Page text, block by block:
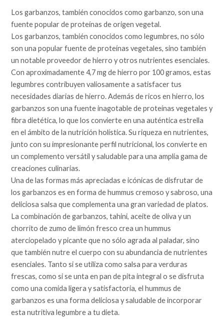
Los garbanzos, también conocidos como garbanzo, son una
fuente popular de proteínas de origen vegetal.
Los garbanzos, también conocidos como legumbres, no sólo
son una popular fuente de proteínas vegetales, sino también
un notable proveedor de hierro y otros nutrientes esenciales.
Con aproximadamente 4,7 mg de hierro por 100 gramos, estas
legumbres contribuyen valiosamente a satisfacer tus
necesidades diarias de hierro. Además de ricos en hierro, los
garbanzos son una fuente inagotable de proteínas vegetales y
fibra dietética, lo que los convierte en una auténtica estrella
en el ámbito de la nutrición holística. Su riqueza en nutrientes,
junto con su impresionante perfil nutricional, los convierte en
un complemento versátil y saludable para una amplia gama de
creaciones culinarias.
Una de las formas más apreciadas e icónicas de disfrutar de
los garbanzos es en forma de hummus cremoso y sabroso, una
deliciosa salsa que complementa una gran variedad de platos.
La combinación de garbanzos, tahini, aceite de oliva y un
chorrito de zumo de limón fresco crea un hummus
aterciopelado y picante que no sólo agrada al paladar, sino
que también nutre el cuerpo con su abundancia de nutrientes
esenciales. Tanto si se utiliza como salsa para verduras
frescas, como si se unta en pan de pita integral o se disfruta
como una comida ligera y satisfactoria, el hummus de
garbanzos es una forma deliciosa y saludable de incorporar
esta nutritiva legumbre a tu dieta.